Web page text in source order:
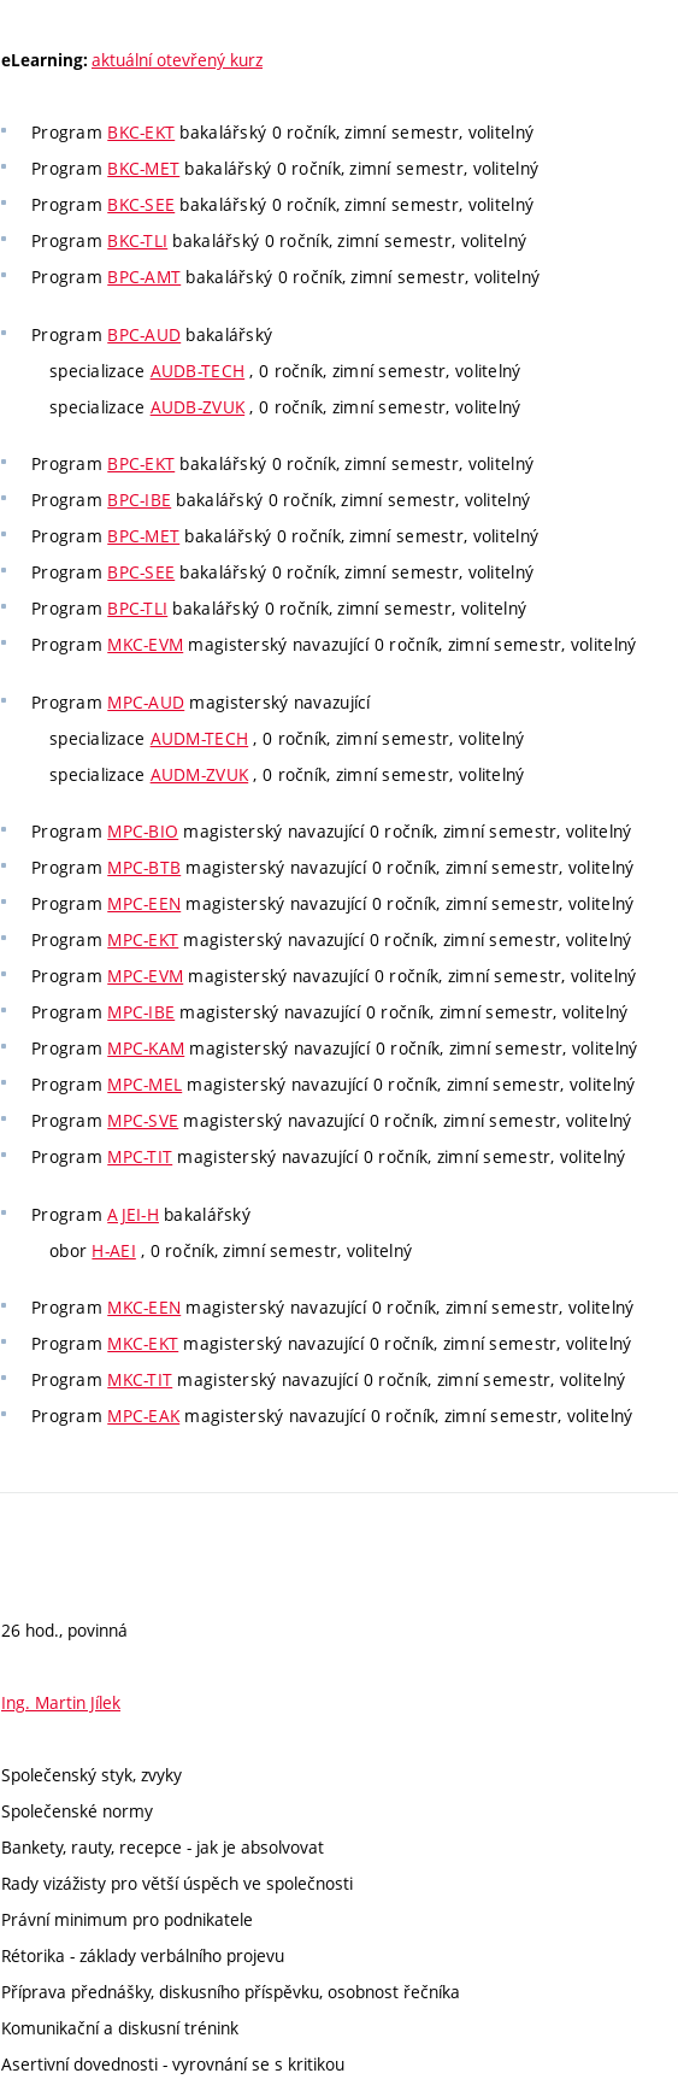
eLearning: aktuální otevřený kurz
Program BKC-EKT bakalářský 0 ročník, zimní semestr, volitelný
Program BKC-MET bakalářský 0 ročník, zimní semestr, volitelný
Program BKC-SEE bakalářský 0 ročník, zimní semestr, volitelný
Program BKC-TLI bakalářský 0 ročník, zimní semestr, volitelný
Program BPC-AMT bakalářský 0 ročník, zimní semestr, volitelný
Program BPC-AUD bakalářský
specializace AUDB-TECH , 0 ročník, zimní semestr, volitelný
specializace AUDB-ZVUK , 0 ročník, zimní semestr, volitelný
Program BPC-EKT bakalářský 0 ročník, zimní semestr, volitelný
Program BPC-IBE bakalářský 0 ročník, zimní semestr, volitelný
Program BPC-MET bakalářský 0 ročník, zimní semestr, volitelný
Program BPC-SEE bakalářský 0 ročník, zimní semestr, volitelný
Program BPC-TLI bakalářský 0 ročník, zimní semestr, volitelný
Program MKC-EVM magisterský navazující 0 ročník, zimní semestr, volitelný
Program MPC-AUD magisterský navazující
specializace AUDM-TECH , 0 ročník, zimní semestr, volitelný
specializace AUDM-ZVUK , 0 ročník, zimní semestr, volitelný
Program MPC-BIO magisterský navazující 0 ročník, zimní semestr, volitelný
Program MPC-BTB magisterský navazující 0 ročník, zimní semestr, volitelný
Program MPC-EEN magisterský navazující 0 ročník, zimní semestr, volitelný
Program MPC-EKT magisterský navazující 0 ročník, zimní semestr, volitelný
Program MPC-EVM magisterský navazující 0 ročník, zimní semestr, volitelný
Program MPC-IBE magisterský navazující 0 ročník, zimní semestr, volitelný
Program MPC-KAM magisterský navazující 0 ročník, zimní semestr, volitelný
Program MPC-MEL magisterský navazující 0 ročník, zimní semestr, volitelný
Program MPC-SVE magisterský navazující 0 ročník, zimní semestr, volitelný
Program MPC-TIT magisterský navazující 0 ročník, zimní semestr, volitelný
ProgramAJEI-H bakalářský
obor H-AEI , 0 ročník, zimní semestr, volitelný
Program MKC-EEN magisterský navazující 0 ročník, zimní semestr, volitelný
Program MKC-EKT magisterský navazující 0 ročník, zimní semestr, volitelný
Program MKC-TIT magisterský navazující 0 ročník, zimní semestr, volitelný
Program MPC-EAKmagisterský navazující 0 ročník, zimní semestr, volitelný
26 hod., povinná
Ing. Martin Jílek
Společenský styk, zvyky
Společenské normy
Bankety, rauty, recepce - jak je absolvovat
Rady vizážisty pro větší úspěch ve společnosti
Právní minimum pro podnikatele
Rétorika - základy verbálního projevu
Příprava přednášky, diskusního příspěvku, osobnost řečníka
Komunikační a diskusní trénink
Asertivní dovednosti - vyrovnání se s kritikou